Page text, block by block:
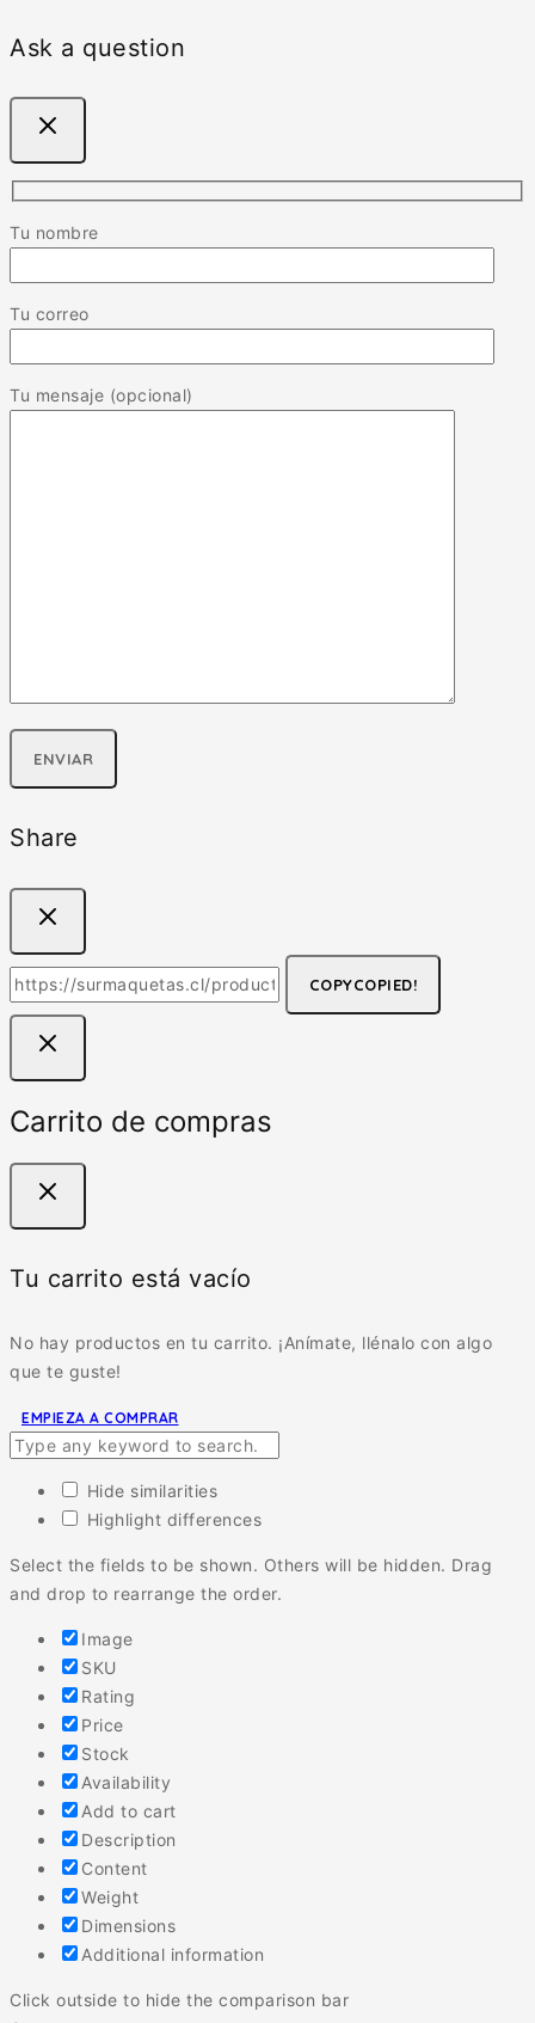
Ask a question
Tu nombre
Tu correo
Tu mensaje (opcional)
Share
COPYCOPIED!
Carrito de compras
Tu carrito está vacío
No hay productos en tu carrito. ¡Anímate, llénalo con algo
que te guste!
EMPIEZA A COMPRAR
Hide similarities
Highlight differences
Select the fields to be shown. Others will be hidden. Drag
and drop to rearrange the order.
Image
SKU
Rating
Price
Stock
Availability
Add to cart
Description
Content
Weight
Dimensions
Additional information
Click outside to hide the comparison bar